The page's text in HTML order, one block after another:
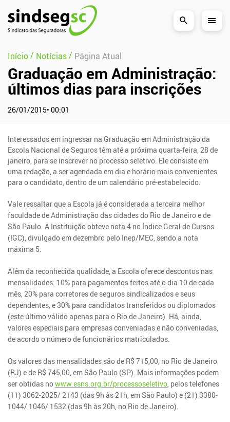
Pular Navegação (s)
Início/ Notícias/ Página Atual
Graduação em Administração:
últimos dias para inscrições
26/01/2015• 00:01
Interessados em ingressar na Graduação em Administração da
Escola Nacional de Seguros têm até a próxima quarta-feira, 28 de
janeiro, para se inscrever no processo seletivo. Ele consiste em
uma redação, a ser agendada em dia e horário mais convenientes
para o candidato, dentro de um calendário pré-estabelecido.
Vale ressaltar que a Escola já é considerada a terceira melhor
faculdade de Administração das cidades do Rio de Janeiro e de
São Paulo. A Instituição obteve nota 4 no Índice Geral de Cursos
(IGC), divulgado em dezembro pelo Inep/MEC, sendo a nota
máxima 5.
Além da reconhecida qualidade, a Escola oferece descontos nas
mensalidades: 10% para pagamentos feitos até o dia 10 de cada
mês, 20% para corretores de seguros sindicalizados e seus
dependentes, e 30% para candidatos transferidos ou diplomados
(este último válido apenas para o Rio de Janeiro). Há, ainda,
valores especiais para empresas conveniadas e não conveniadas,
de acordo o número de funcionários matriculados.
Os valores das mensalidades são de R$ 715,00, no Rio de Janeiro
(RJ) e de R$ 745,00, em São Paulo (SP). Mais informações podem
ser obtidas nowww.esns.org.br/processoseletivo , pelos telefones
(11) 3062-2025/ 2143 (das 9h às 21h, em São Paulo) e (21) 3380-
1044/ 1046/ 1532 (das 9h às 20h, no Rio de Janeiro).